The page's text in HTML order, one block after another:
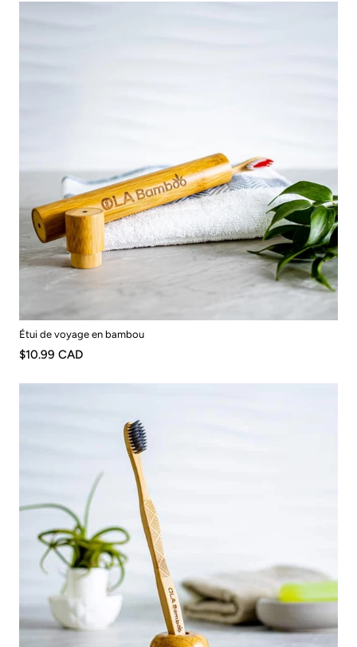
Étui de voyage en bambou
$10.99 CAD